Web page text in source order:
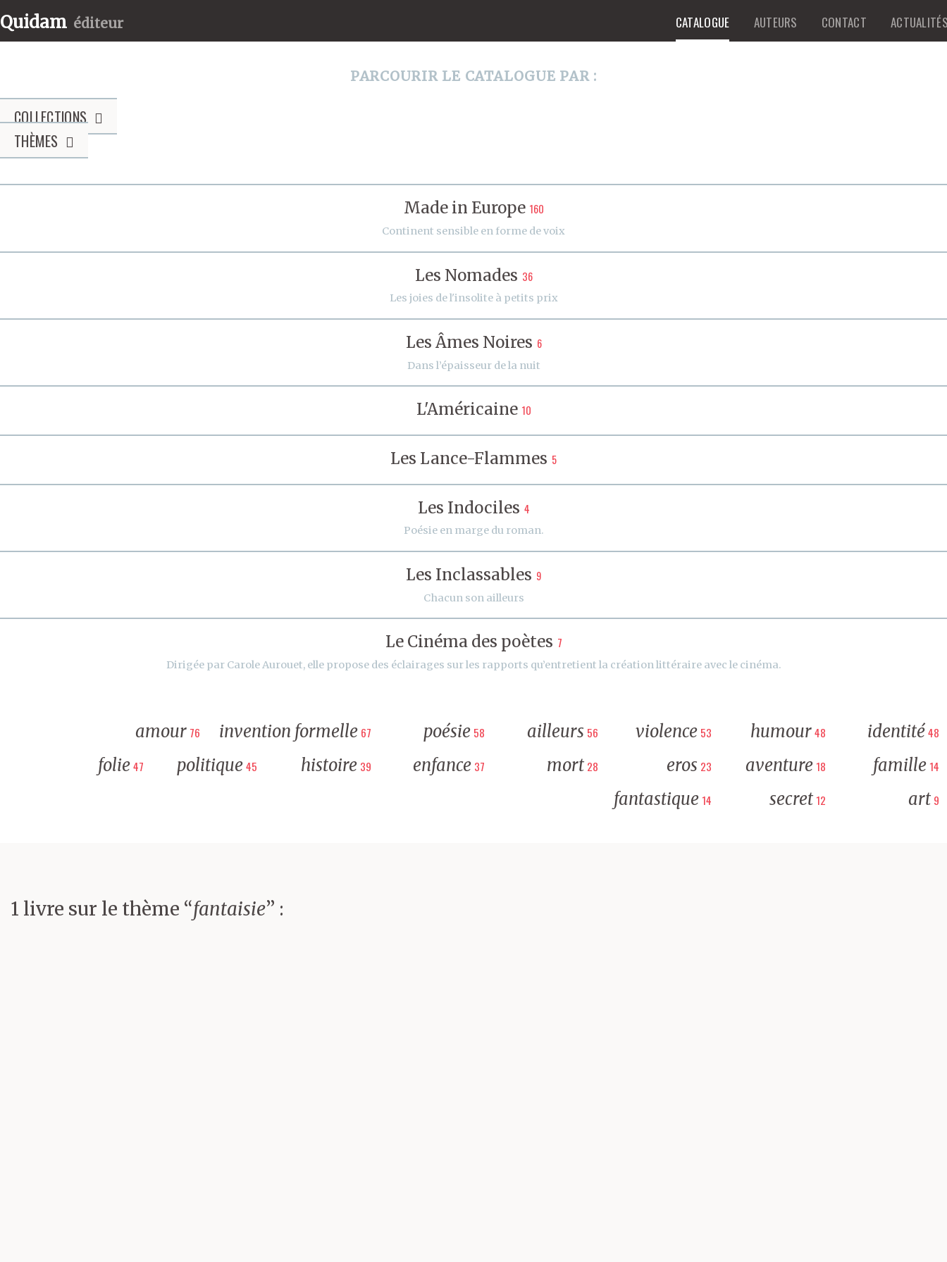
Quidam éditeur CATALOGUE AUTEURS CONTACT
PARCOURIR LE CATALOGUE PAR :
COLLECTIONS
THÈMES
Made in Europe 160
Continent sensible en forme de voix
Les Nomades 36
Les joies de l'insolite à petits prix
Les Âmes Noires 6
Dans l’épaisseur de la nuit
L'Américaine 10
Les Lance-Flammes 5
Les Indociles 4
Poésie en marge du roman.
Les Inclassables 9
Chacun son ailleurs
Le Cinéma des poètes 7
Dirigée par Carole Aurouet, elle propose des éclairages sur les rapports qu’entretient la création littéraire avec le cinéma.
amour 76 invention formelle 67 poésie 58 ailleurs 56 violence 53 humour48 identité48
folie47 politique 45 histoire 39 enfance 37 mort 28 eros 23 aventure 18 famille 14
fantastique 14 secret 12 art 9
1 livre sur le thème “fantaisie” :